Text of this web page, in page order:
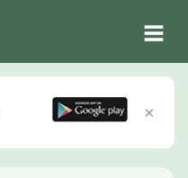
×